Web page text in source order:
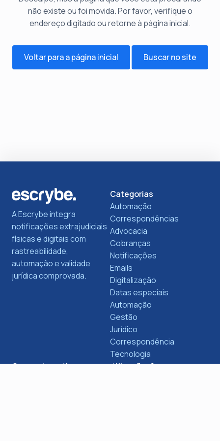
não existe ou foi movida. Por favor, verifique o
endereço digitado ou retorne à página inicial.
Voltar para a página inicial Buscar no site
A Escrybe integra
notificações extrajudiciais
físicas e digitais com
rastreabilidade,
automação e validade
jurídica comprovada.
Categorias
Automação
Correspondências
Advocacia
Cobranças
Notificações
Emails
Digitalização
Datas especiais
Automação
Gestão
Jurídico
Correspondência
Tecnologia
Quer automatizar suas notificações?